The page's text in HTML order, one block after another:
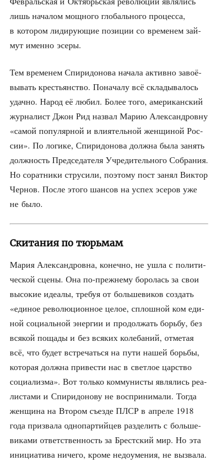
лишь нача­лом мощ­но­го гло­баль­но­го про­цес­са,
в кото­ром лиди­ру­ю­щие пози­ции со вре­ме­нем зай­
мут имен­но эсеры.
Тем вре­ме­нем Спи­ри­до­но­ва нача­ла актив­но заво­ё­
вы­вать кре­стьян­ство. Пона­ча­лу всё скла­ды­ва­лось
удач­но. Народ её любил. Более того, аме­ри­кан­ский
жур­на­лист Джон Рид назвал Марию Алек­сан­дров­ну
«самой попу­ляр­ной и вли­я­тель­ной жен­щи­ной Рос­
сии». По логи­ке, Спи­ри­до­но­ва долж­на была занять
долж­ность Пред­се­да­те­ля Учре­ди­тель­но­го Собра­ния.
Но сорат­ни­ки стру­си­ли, поэто­му пост занял Вик­тор
Чер­нов. После это­го шан­сов на успех эсе­ров уже
не было.
Скитания по тюрьмам
Мария Алек­сан­дров­на, конеч­но, не ушла с поли­ти­
че­ской сце­ны. Она по-преж­не­му боро­лась за свои
высо­кие иде­а­лы, тре­буя от боль­ше­ви­ков создать
«еди­ное рево­лю­ци­он­ное целое, сплош­ной ком еди­
ной соци­аль­ной энер­гии и про­дол­жать борь­бу, без
вся­кой поща­ды и без вся­ких коле­ба­ний, отме­тая
всё, что будет встре­чать­ся на пути нашей борь­бы,
кото­рая долж­на при­ве­сти нас в свет­лое цар­ство
соци­а­лиз­ма». Вот толь­ко ком­му­ни­сты явля­лись реа­
ли­ста­ми и Спи­ри­до­но­ву не вос­при­ни­ма­ли. Тогда
жен­щи­на на Вто­ром съез­де ПЛСР в апре­ле 1918
года при­зва­ла одно­пар­тий­цев раз­де­лить с боль­ше­
ви­ка­ми ответ­ствен­ность за Брест­ский мир. Но эта
ини­ци­а­ти­ва ниче­го, кро­ме недо­уме­ния, не вызвала.